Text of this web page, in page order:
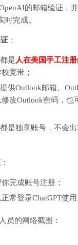
的邮箱验证，
时完成。
：
是 人在美国手工注册
宽带；
供Outlook邮箱、
改Outlook密码，也
是独享账号，不会
：
完成账号注册；
常登录ChatGPT使用
员的网络截图：